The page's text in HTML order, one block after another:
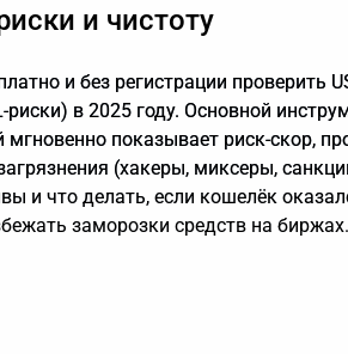
и прочие услуги. Если вы
разговор, например, ждете курьера,
телефонные звонки мне.
и чистоту
и без регистрации проверить
риски) в 2025 году. Основной
показывает риск-скор,
(хакеры, миксеры,
и что делать, если кошелёк
заморозки средств на биржах.